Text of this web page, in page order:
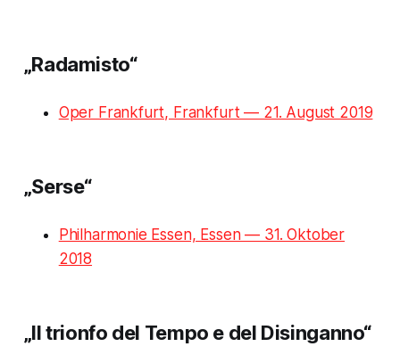
„Radamisto“
Oper Frankfurt, Frankfurt — 21. August 2019
„Serse“
Philharmonie Essen, Essen — 31. Oktober
2018
„Il trionfo del Tempo e del Disinganno“